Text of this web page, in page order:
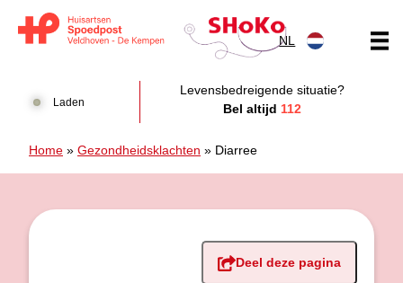
NL
Laden
Levensbedreigende situatie?
Bel altijd 112
Home » Gezondheidsklachten » Diarree
Deel deze pagina